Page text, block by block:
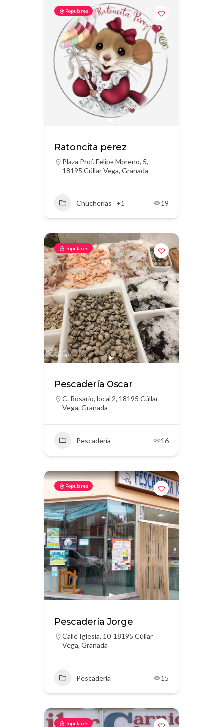
Populares
Ratoncita perez
Plaza Prof. Felipe Moreno, 5,
18195 Cúllar Vega, Granada
Chucherías +1 19
Populares
Pescadería Oscar
C. Rosario, local 2, 18195 Cúllar
Vega, Granada
Pescadería 16
Populares
Pescadería Jorge
Calle Iglesia, 10, 18195 Cúllar
Vega, Granada
Pescadería 15
Populares